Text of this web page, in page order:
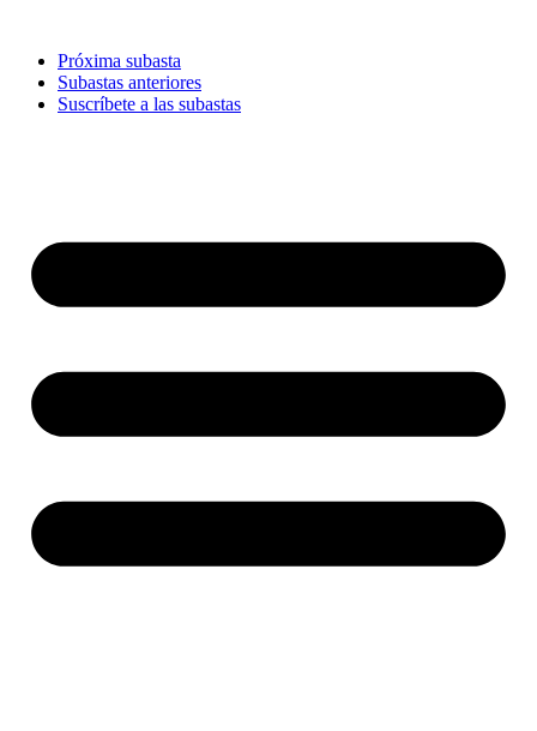
contenidoPróxima subasta
Subastas anteriores
Suscríbete a las subastas